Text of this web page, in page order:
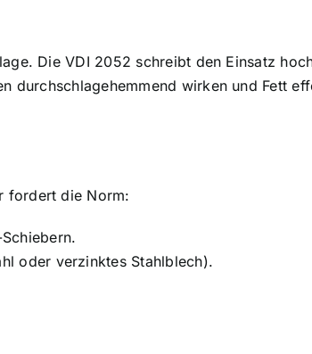
Die VDI 2052 schreibt den Einsatz
durchschlagehemmend wirken und Fett
fordert die Norm:
oder verzinktes Stahlblech).